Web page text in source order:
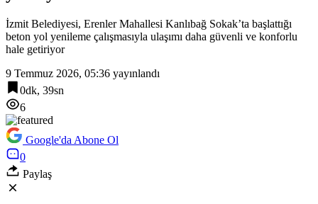
İzmit Belediyesi, Erenler Mahallesi Kanlıbağ Sokak’ta başlattığı
beton yol yenileme çalışmasıyla ulaşımı daha güvenli ve konforlu
hale getiriyor
9 Temmuz 2026, 05:36 yayınlandı
0dk, 39sn
6
Google'da Abone Ol
0
Paylaş